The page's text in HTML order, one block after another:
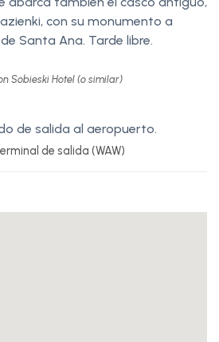
con su monumento a
Santa Ana. Tarde libre.
Sobieski Hotel (o similar)
de salida al aeropuerto.
de salida (WAW)